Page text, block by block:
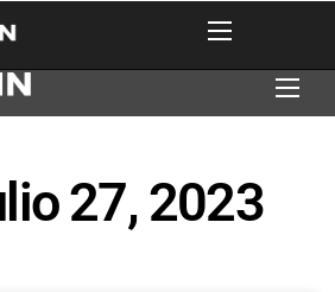
27, 2023